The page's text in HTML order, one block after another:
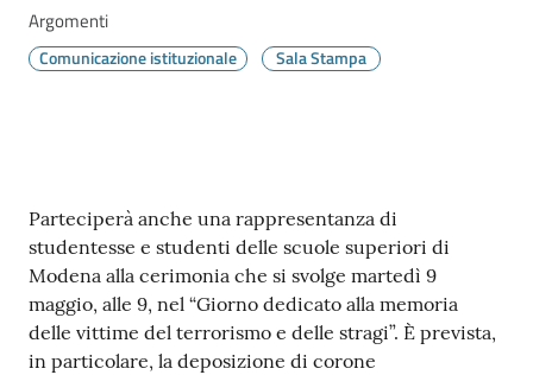
Argomenti
Comunicazione istituzionale Sala Stampa
Contenuto
Parteciperà anche una rappresentanza di
studentesse e studenti delle scuole superiori di
Modena alla cerimonia che si svolge martedì 9
maggio, alle 9, nel “Giorno dedicato alla memoria
delle vittime del terrorismo e delle stragi”. È prevista,
in particolare, la deposizione di corone